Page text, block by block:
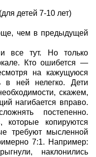
детей 7-10 лет)
чем в предыдущей
все тут. Но только
Кто ошибется —
на кажущуюся
в ней нелегко. Дети
скажем,
нагибается вправо.
постепенно.
которые копируются
требуют мысленной
7:1. Например:
наклонились